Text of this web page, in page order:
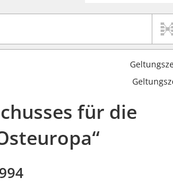
für die